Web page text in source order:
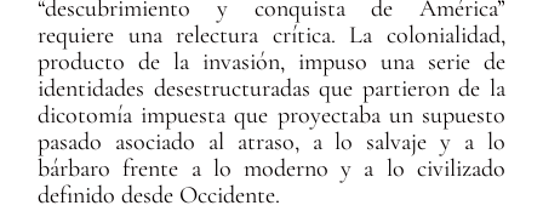
“descubrimiento y conquista de América”
requiere una relectura crítica. La colonialidad,
producto de la invasión, impuso una serie de
identidades desestructuradas que partieron de la
dicotomía impuesta que proyectaba un supuesto
pasado asociado al atraso, a lo salvaje y a lo
bárbaro frente a lo moderno y a lo civilizado
definido desde Occidente.